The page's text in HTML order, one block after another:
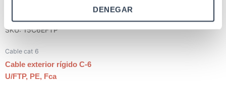
DENEGAR
SKU: 15C6EFTP
Cable cat 6
Cable exterior rígido C-6
U/FTP, PE, Fca